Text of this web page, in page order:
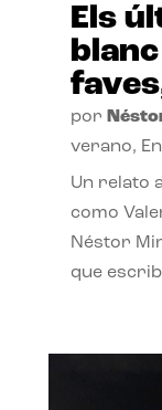
Els
por
verano,
Un relato
como
Néstor
que